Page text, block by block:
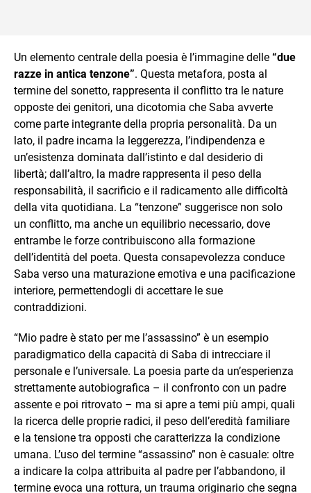
Un elemento centrale della poesia è l’immagine delle “due
razze in antica tenzone”. Questa metafora, posta al
termine del sonetto, rappresenta il conflitto tra le nature
opposte dei genitori, una dicotomia che Saba avverte
come parte integrante della propria personalità. Da un
lato, il padre incarna la leggerezza, l’indipendenza e
un’esistenza dominata dall’istinto e dal desiderio di
libertà; dall’altro, la madre rappresenta il peso della
responsabilità, il sacrificio e il radicamento alle difficoltà
della vita quotidiana. La “tenzone” suggerisce non solo
un conflitto, ma anche un equilibrio necessario, dove
entrambe le forze contribuiscono alla formazione
dell’identità del poeta. Questa consapevolezza conduce
Saba verso una maturazione emotiva e una pacificazione
interiore, permettendogli di accettare le sue
contraddizioni.
“Mio padre è stato per me l’assassino” è un esempio
paradigmatico della capacità di Saba di intrecciare il
personale e l’universale. La poesia parte da un’esperienza
strettamente autobiografica – il confronto con un padre
assente e poi ritrovato – ma si apre a temi più ampi, quali
la ricerca delle proprie radici, il peso dell’eredità familiare
e la tensione tra opposti che caratterizza la condizione
umana. L’uso del termine “assassino” non è casuale: oltre
a indicare la colpa attribuita al padre per l’abbandono, il
termine evoca una rottura, un trauma originario che segna